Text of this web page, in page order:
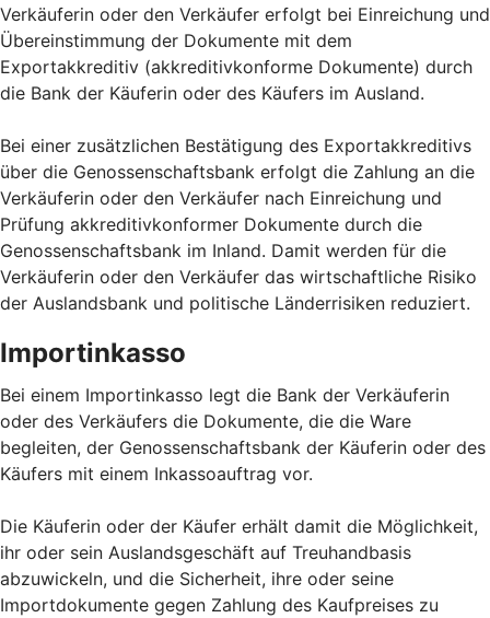
Verkäuferin oder den Verkäufer erfolgt bei Einreichung und
Übereinstimmung der Dokumente mit dem
Exportakkreditiv (akkreditivkonforme Dokumente) durch
die Bank der Käuferin oder des Käufers im Ausland.
Bei einer zusätzlichen Bestätigung des Exportakkreditivs
über die Genossenschaftsbank erfolgt die Zahlung an die
Verkäuferin oder den Verkäufer nach Einreichung und
Prüfung akkreditivkonformer Dokumente durch die
Genossenschaftsbank im Inland. Damit werden für die
Verkäuferin oder den Verkäufer das wirtschaftliche Risiko
der Auslandsbank und politische Länderrisiken reduziert.
Importinkasso
Bei einem Importinkasso legt die Bank der Verkäuferin
oder des Verkäufers die Dokumente, die die Ware
begleiten, der Genossenschaftsbank der Käuferin oder des
Käufers mit einem Inkassoauftrag vor.
Die Käuferin oder der Käufer erhält damit die Möglichkeit,
ihr oder sein Auslandsgeschäft auf Treuhandbasis
abzuwickeln, und die Sicherheit, ihre oder seine
Importdokumente gegen Zahlung des Kaufpreises zu